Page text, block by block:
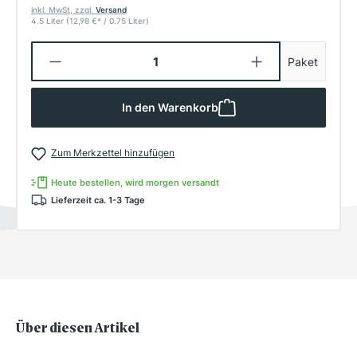
inkl. MwSt, zzgl. Versand
4.5 Liter (12,98 €* / 0.75 Liter)
Produkt Anzahl: Gib den Paket
In den Warenkorb
Zum Merkzettel hinzufügen
Heute bestellen, wird morgen versandt
Lieferzeit ca. 1-3 Tage
Über diesen Artikel